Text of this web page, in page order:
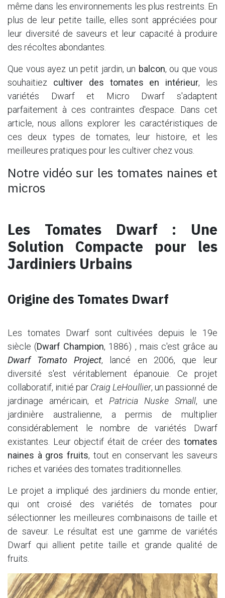
même dans les environnements les plus restreints. En
plus de leur petite taille, elles sont appréciées pour
leur diversité de saveurs et leur capacité à produire
des récoltes abondantes.
Que vous ayez un petit jardin, un balcon, ou que vous
souhaitiez cultiver des tomates en intérieur, les
variétés Dwarf et Micro Dwarf s'adaptent
parfaitement à ces contraintes d'espace. Dans cet
article, nous allons explorer les caractéristiques de
ces deux types de tomates, leur histoire, et les
meilleures pratiques pour les cultiver chez vous.
Notre vidéo sur les tomates naines et
micros
Les Tomates Dwarf : Une
Solution Compacte pour les
Jardiniers Urbains
Origine des Tomates Dwarf
Les tomates Dwarf sont cultivées depuis le 19e
siècle (Dwarf Champion, 1886) , mais c'est grâce au
Dwarf Tomato Project, lancé en 2006, que leur
diversité s'est véritablement épanouie. Ce projet
collaboratif, initié par Craig LeHoullier, un passionné de
jardinage américain, et Patricia Nuske Small, une
jardinière australienne, a permis de multiplier
considérablement le nombre de variétés Dwarf
existantes. Leur objectif était de créer des tomates
naines à gros fruits, tout en conservant les saveurs
riches et variées des tomates traditionnelles.
Le projet a impliqué des jardiniers du monde entier,
qui ont croisé des variétés de tomates pour
sélectionner les meilleures combinaisons de taille et
de saveur. Le résultat est une gamme de variétés
Dwarf qui allient petite taille et grande qualité de
fruits.